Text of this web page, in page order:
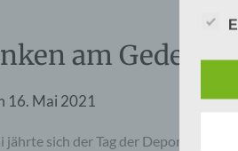
am
16. Mai 2021
jährte sich der Tag der Deportation